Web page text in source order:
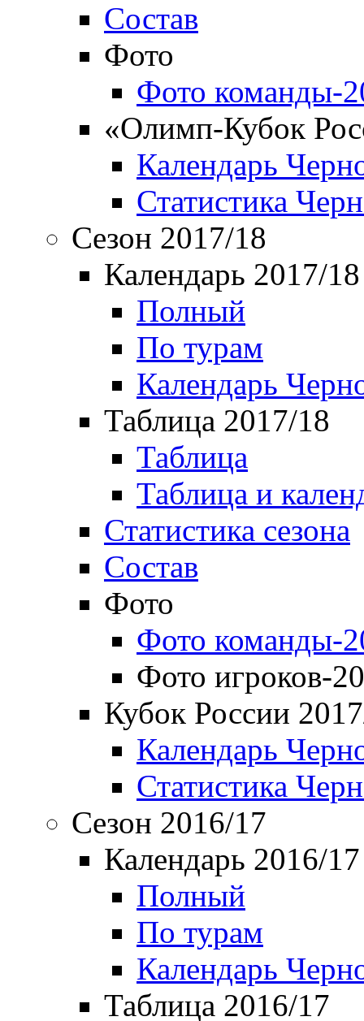
Состав
Фото
Фото команды-
«Олимп-Кубок
Календарь
Статистика
Сезон 2017/18
Календарь 2017/18
Полный
По турам
Календарь
Таблица 2017/18
Таблица
Таблица и
Статистика сезона
Состав
Фото
Фото команды-
Фото игроков-
Кубок России
Календарь
Статистика
Сезон 2016/17
Календарь 2016/17
Полный
По турам
Календарь
Таблица 2016/17